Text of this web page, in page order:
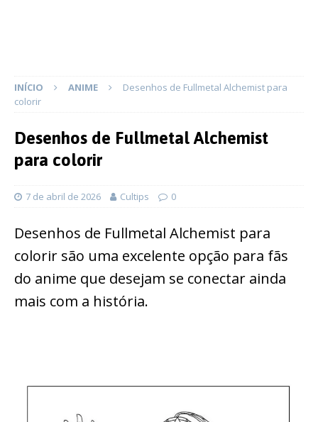
INÍCIO ANIME
Desenhos de Fullmetal Alchemist para
colorir
Desenhos de Fullmetal Alchemist
para colorir
7 de abril de 2026 Cultips 0
Desenhos de Fullmetal Alchemist para
colorir são uma excelente opção para fãs
do anime que desejam se conectar ainda
mais com a história.